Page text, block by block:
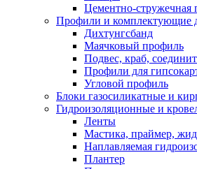
Цементно-
Профили и комплектующие
Дихтунгсбанд
Маячковый профиль
Подвес, краб,
Профили для
Угловой профиль
Блоки газосиликатные и
Гидроизоляционные и
Ленты
Мастика, праймер,
Наплавляемая
Плантер